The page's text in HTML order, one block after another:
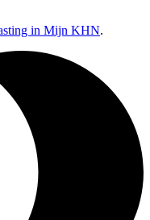
in Mijn KHN.